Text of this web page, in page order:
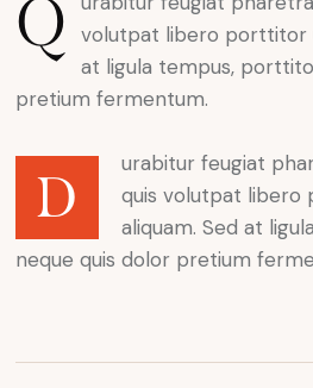
Q
volutpat libero porttitor
at ligula tempus,
pretium fermentum.
D
urabitur feugiat
quis volutpat libero
aliquam. Sed at
neque quis dolor pretium